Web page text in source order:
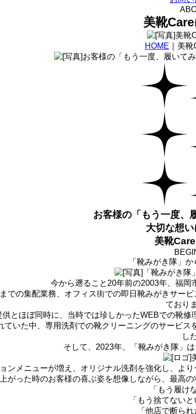
美靴
HOME ｜美
お客様の「もう一度、
大切な想
美靴
「靴みがき隊」か
今から遡ること20年前の2003年、福岡
での集配業務、オフィス街での即日靴みがきサー
ており
とほぼ同時に、当時では珍しかったWEBでの靴
ていた中、専用洗剤での靴クリーニングのサービ
し
そして、2023年、
「靴みがき隊」
ンメニューが増え、オリジナル洗剤を強化し、よ
がった時のお客様の喜ぶ姿を想像しながら、最高
「もう履け
「もう捨てない
「他店で断ら